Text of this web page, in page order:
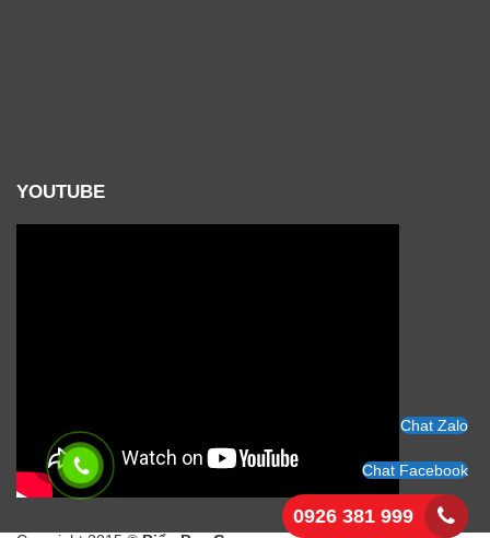
YOUTUBE
Chat Zalo
Chat Facebook
0926 381 999